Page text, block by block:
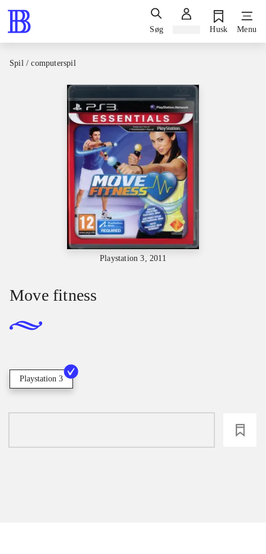
Søg Husk Menu
Spil / computerspil
Playstation 3, 2011
Move fitness
Playstation 3